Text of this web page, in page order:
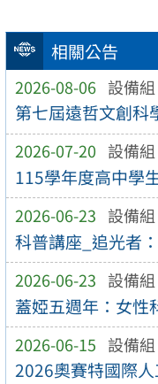
相關公告
2026-08-06 設備組
第七屆遠哲文創科
2026-07-20 設備組
115學年度高中學
2026-06-23 設備組
科普講座_追光者
2026-06-23 設備組
蓋婭五週年：女性
2026-06-15 設備組
2026奧賽特國際